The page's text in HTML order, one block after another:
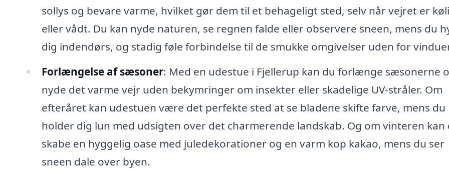
sollys og bevare varme, hvilket gør dem til et behageligt sted, selv når vejret er
eller vådt. Du kan nyde naturen, se regnen falde eller observere sneen, mens du
dig indendørs, og stadig føle forbindelse til de smukke omgivelser uden for
Forlængelse af sæsoner: Med en udestue i Fjellerup kan du forlænge sæsonerne
nyde det varme vejr uden bekymringer om insekter eller skadelige UV-stråler. Om
efteråret kan udestuen være det perfekte sted at se bladene skifte farve, mens du
holder dig lun med udsigten over det charmerende landskab. Og om vinteren kan
skabe en hyggelig oase med juledekorationer og en varm kop kakao, mens du ser
sneen dale over byen.